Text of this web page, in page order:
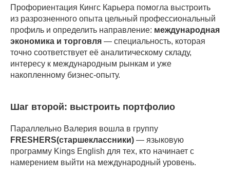
Профориентация Кингс Карьера помогла выстроить
из разрозненного опыта цельный профессиональный
профиль и определить направление: международная
экономика и торговля — специальность, которая
точно соответствует её аналитическому складу,
интересу к международным рынкам и уже
накопленному бизнес-опыту.
Шаг второй: выстроить портфолио
Параллельно Валерия вошла в группу
FRESHERS(старшеклассники) — языковую
программу Kings English для тех, кто начинает с
намерением выйти на международный уровень.